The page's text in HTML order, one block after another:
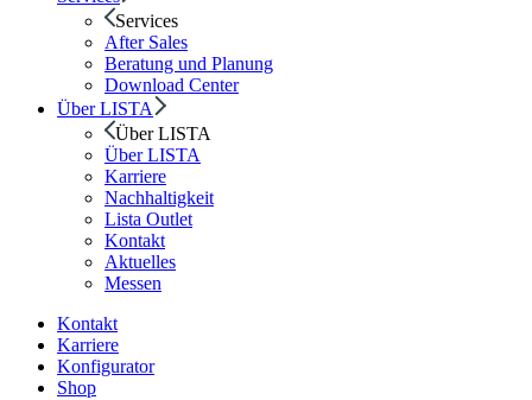
Services
After Sales
Beratung und Planung
Download Center
Über LISTA
Über LISTA
Über LISTA
Karriere
Nachhaltigkeit
Lista Outlet
Kontakt
Aktuelles
Messen
Kontakt
Karriere
Konfigurator
Shop